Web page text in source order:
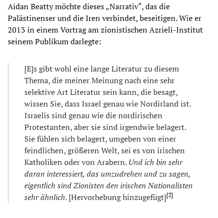
Aidan Beatty möchte dieses „Narrativ“, das die
Palästinenser und die Iren verbindet, beseitigen. Wie er
2013 in einem Vortrag am zionistischen Azrieli-Institut
seinem Publikum darlegte:
[E]s gibt wohl eine lange Literatur zu diesem
Thema, die meiner Meinung nach eine sehr
selektive Art Literatur sein kann, die besagt,
wissen Sie, dass Israel genau wie Nordirland ist.
Israelis sind genau wie die nordirischen
Protestanten, aber sie sind irgendwie belagert.
Sie fühlen sich belagert, umgeben von einer
feindlichen, größeren Welt, sei es von irischen
Katholiken oder von Arabern.Und ich bin sehr
daran interessiert, das umzudrehen und zu sagen,
eigentlich sind Zionisten den irischen Nationalisten
sehr ähnlich. [Hervorhebung hinzugefügt][2]